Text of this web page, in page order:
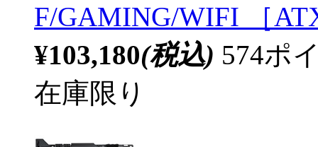
F/GAMING/WIFI ［
¥103,180(税込) 574ポ
在庫限り